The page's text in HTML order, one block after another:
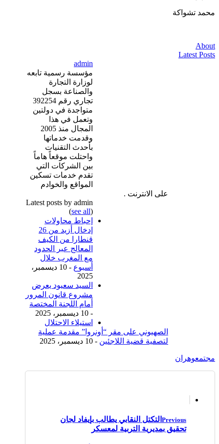
محمد تشواكة
About
Latest Posts
admin
مؤسسة رسمية تابعه
لوزارة التجارة
والصناعة بسجل
تجاري رقم 392254
متواجدة في دولتين
وتعمل في هذا
المجال منذ 2005
وقدمت خدماتها
بأحدث التقنيات
واحتلت موقعاً هاماً
بين الشركات التي
تقدم خدمات تسكين
المواقع والخوادم
على الانترنت .
Latest posts by admin
(see all)
إحباط محاولات
إدخال أزيد من 26
قنطارا من الكيف
المعالج عبر الحدود
مع المغرب خلال
أسبوع
- 10 ديسمبر،
2025
السيد سعيود يعرض
مشروع قانون المرور
أمام اللجنة المختصة
- 10 ديسمبر، 2025
استيلاء الاحتلال
الصهيوني على مقر “أونروا” مقدمة عملية
لتصفية قضية اللاجئين - 10 ديسمبر، 2025
مجتمعوهران
Previous التكتل النقابي يطالب بإيفاد لجان
تحقيق بمديرية التربية لمعسكر